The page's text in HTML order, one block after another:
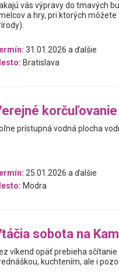
vás výpravy do tmavých
a hry, pri ktorých
31.01.2026 a ďalšie
Bratislava
prístupná vodná plocha
25.01.2026 a ďalšie
Modra
sobota na
víkend opäť prebieha
kuchtením, ale i